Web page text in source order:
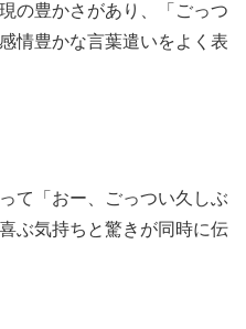
の豊かさがあり、「ごっつ
情豊かな言葉遣いをよく表
て「おー、ごっつい久しぶ
ぶ気持ちと驚きが同時に伝